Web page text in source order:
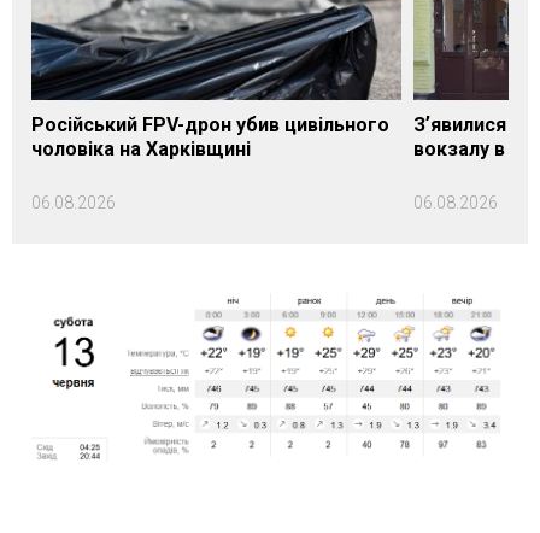
Російський FPV-дрон убив цивільного
чоловіка на Харківщині
06.08.2026
Зʼявилися
вокзалу в
06.08.2026